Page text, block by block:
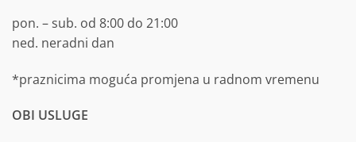
pon. – sub. od 8:00 do 21:00
ned. neradni dan
*praznicima moguća promjena u radnom vremenu
OBI USLUGE